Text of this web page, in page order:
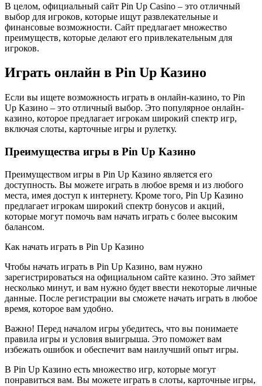
В целом, официальный сайт Pin Up Casino – это отличный
выбор для игроков, которые ищут развлекательные и
финансовые возможности. Сайт предлагает множество
преимуществ, которые делают его привлекательным для
игроков.
Играть онлайн в Pin Up Казино
Если вы ищете возможность играть в онлайн-казино, то Pin
Up Казино – это отличный выбор. Это популярное онлайн-
казино, которое предлагает игрокам широкий спектр игр,
включая слоты, карточные игры и рулетку.
Преимущества игры в Pin Up Казино
Преимуществом игры в Pin Up Казино является его
доступность. Вы можете играть в любое время и из любого
места, имея доступ к интернету. Кроме того, Pin Up Казино
предлагает игрокам широкий спектр бонусов и акций,
которые могут помочь вам начать играть с более высоким
балансом.
Как начать играть в Pin Up Казино
Чтобы начать играть в Pin Up Казино, вам нужно
зарегистрироваться на официальном сайте казино. Это займет
несколько минут, и вам нужно будет ввести некоторые личные
данные. После регистрации вы сможете начать играть в любое
время, которое вам удобно.
Важно! Перед началом игры убедитесь, что вы понимаете
правила игры и условия выигрыша. Это поможет вам
избежать ошибок и обеспечит вам наилучший опыт игры.
В Pin Up Казино есть множество игр, которые могут
понравиться вам. Вы можете играть в слоты, карточные игры,